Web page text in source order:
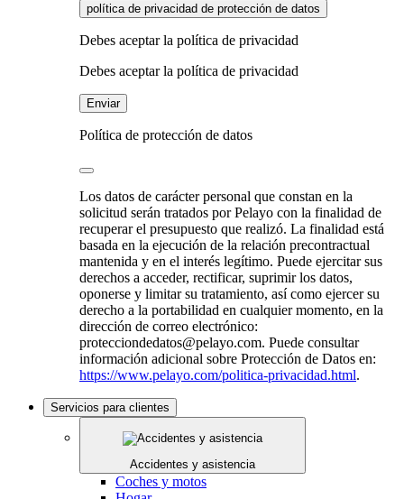
política de privacidad de protección de datos
Debes aceptar la política de privacidad
Debes aceptar la política de privacidad
Enviar
Política de protección de datos
Los datos de carácter personal que constan en la
solicitud serán tratados por Pelayo con la finalidad de
recuperar el presupuesto que realizó. La finalidad está
basada en la ejecución de la relación precontractual
mantenida y en el interés legítimo. Puede ejercitar sus
derechos a acceder, rectificar, suprimir los datos,
oponerse y limitar su tratamiento, así como ejercer su
derecho a la portabilidad en cualquier momento, en la
dirección de correo electrónico:
protecciondedatos@pelayo.com. Puede consultar
información adicional sobre Protección de Datos en:
https://www.pelayo.com/politica-privacidad.html.
Servicios para clientes
Accidentes y asistencia
Coches y motos